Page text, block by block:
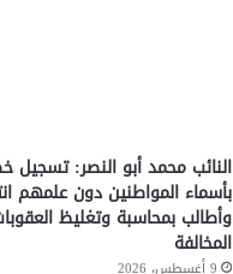
النائب محمد أبو النصر:
بأسماء المواطنين دون علمهم
وأطالب بمحاسبة وتغليظ
المخالفة